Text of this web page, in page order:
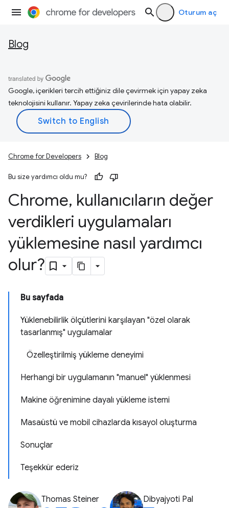
Oturum aç
Blog
Google, içerikleri tercih ettiğiniz dile çevirmek için yapay zeka
teknolojisini kullanır. Yapay zeka çevirilerinde hata olabilir.
Chrome for Developers Blog
Bu size yardımcı oldu mu?
Chrome, kullanıcıların değer
verdikleri uygulamaları
yüklemesine nasıl yardımcı
olur?
Bu sayfada
Yüklenebilirlik ölçütlerini karşılayan "özel olarak
tasarlanmış" uygulamalar
Özelleştirilmiş yükleme deneyimi
Herhangi bir uygulamanın "manuel" yüklenmesi
Makine öğrenimine dayalı yükleme istemi
Masaüstü ve mobil cihazlarda kısayol oluşturma
Sonuçlar
Teşekkür ederiz
Thomas Steiner Dibyajyoti Pal